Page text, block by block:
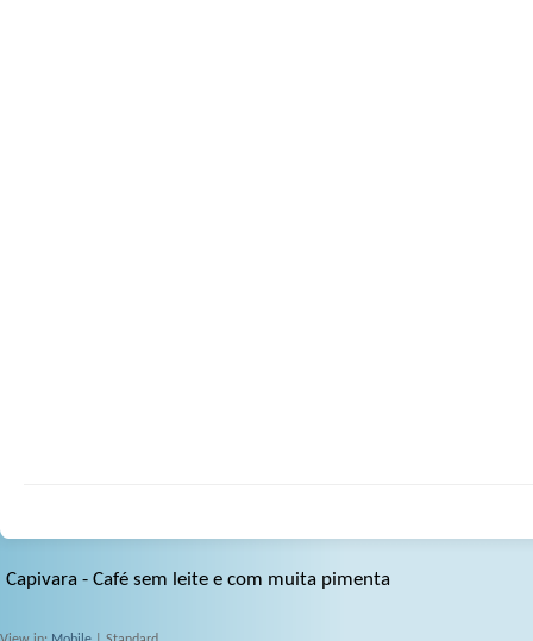
Capivara - Café sem leite e com muita pimenta